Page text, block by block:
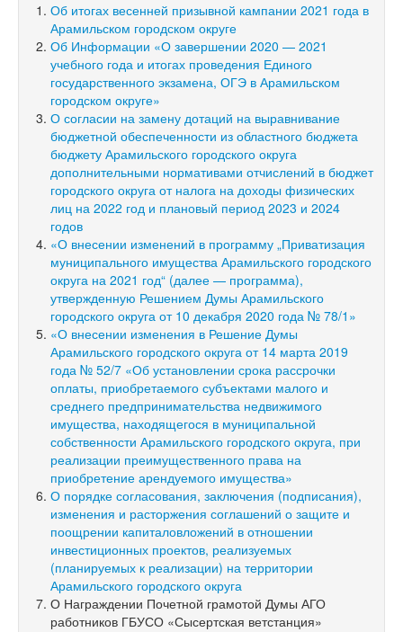
Об итогах весенней призывной кампании 2021 года в
Арамильском городском округе
Об Информации «О завершении 2020 — 2021
учебного года и итогах проведения Единого
государственного экзамена, ОГЭ в Арамильском
городском округе»
О согласии на замену дотаций на выравнивание
бюджетной обеспеченности из областного бюджета
бюджету Арамильского городского округа
дополнительными нормативами отчислений в бюджет
городского округа от налога на доходы физических
лиц на 2022 год и плановый период 2023 и 2024
годов
«О внесении изменений в программу „Приватизация
муниципального имущества Арамильского городского
округа на 2021 год“ (далее — программа),
утвержденную Решением Думы Арамильского
городского округа от 10 декабря 2020 года № 78/1»
«О внесении изменения в Решение Думы
Арамильского городского округа от 14 марта 2019
года № 52/7 «Об установлении срока рассрочки
оплаты, приобретаемого субъектами малого и
среднего предпринимательства недвижимого
имущества, находящегося в муниципальной
собственности Арамильского городского округа, при
реализации преимущественного права на
приобретение арендуемого имущества»
О порядке согласования, заключения (подписания),
изменения и расторжения соглашений о защите и
поощрении капиталовложений в отношении
инвестиционных проектов, реализуемых
(планируемых к реализации) на территории
Арамильского городского округа
О Награждении Почетной грамотой Думы АГО
работников ГБУСО «Сысертская ветстанция»